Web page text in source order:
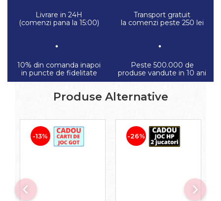
Livrare in 24H
(comenzi pana la 15:00)
Transport gratuit
la comenzi peste 250 lei
10% din comanda inapoi
in puncte de fidelitate
Peste 500.000 de
produse vandute in 10 ani
Produse Alternative
-13% -26%